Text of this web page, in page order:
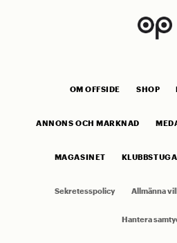
OM OFFSIDE SHOP
ANNONS OCH MARKNAD
MAGASINET
Sekretesspolicy Allmänna
Hantera